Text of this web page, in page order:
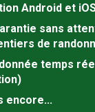
en-Othe
Android et
sans
de
temps
encore...